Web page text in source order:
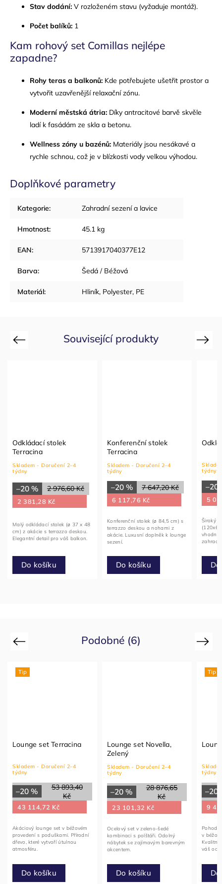
Stav dodání: V rozloženém stavu (vyžaduje montáž).
Počet balíků: 1
Kam rohový set Comillas nejlépe
zapadne?
Rohy teras a balkonů: Kde potřebujete ušetřit prostor a
vytvořit uzavřenější relaxační zónu.
Moderní městská átria: Díky antracitové barvě skvěle
ladí k fasádám ze skla a betonu.
Wellness zóny u bazénů: Materiály jsou nesákavé a
rychle schnou, což je v blízkosti vody velkou výhodou.
Doplňkové parametry
Kategorie: Zahradní sezení a lavice
Hmotnost: 45.1 kg
EAN: 5713917040377E12
Barva: Šedá / Béžová
Materiál: Hliník, Polyester, PE
Související produkty
Previous
Odkládací stolek
Terracina
Skladem - Doručení 2–4
týdny
2 976,60 Kč
–20 %
2 381,28 Kč
Do košíku
Malý odkládací stolek (ø 37 x 48
cm) z akácie s terrazzo deskou.
Elegantní detail pro váš balkon.
Konferenční stolek
Terracina
Skladem - Doručení 2–4
týdny
7 647,20 Kč
–20 %
6 117,76 Kč
Do košíku
Konferenční stolek (ø 84,5 cm) s
terrazzo deskou a nohami z
akácie. Luxusní doplněk k lounge
sezení.
týdny
–20
5
Široký
vhodné
Next
Podobné (6)
Previous
Tip
Lounge set Terracina
Skladem - Doručení 2–4
týdny
53 893,40
Kč
–20 %
43 114,72 Kč
Do košíku
Akáciový lounge set v béžovém
provedení s poduškami. Přírodní
dřevo, které vytvoří útulnou
atmosféru.
Lounge set Novella,
Zelený
Skladem - Doručení 2–4
týdny
28 876,65
Kč
–20 %
23 101,32 Kč
Do košíku
Ocelový set v zeleno-šedé
kombinaci s polštáři. Odolný
nábytek se zajímavým barevným
akcentem.
Tip
týdny
–20
9
v
Kvalitní
váš
Next